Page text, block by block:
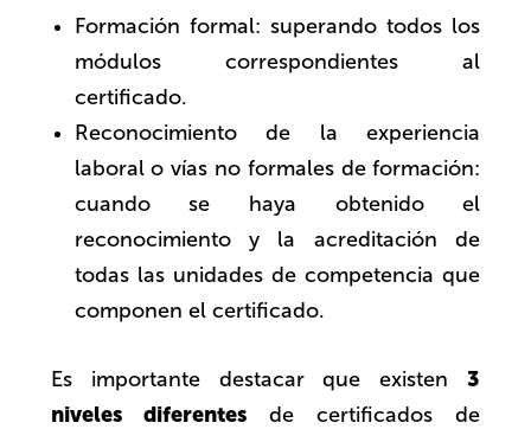
Formación formal: superando todos los
módulos correspondientes al
certificado.
Reconocimiento de la experiencia
laboral o vías no formales de formación:
cuando se haya obtenido el
reconocimiento y la acreditación de
todas las unidades de competencia que
componen el certificado.
Es importante destacar que existen3
niveles diferentesde certificados de